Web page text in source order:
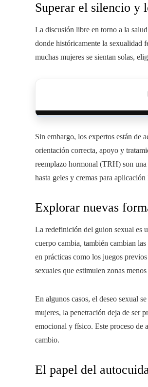
Superar el silencio y
La discusión libre en torno a la
donde históricamente la sexualidad
muchas mujeres se sientan solas,
Sin embargo, los expertos están de
orientación correcta, apoyo y
reemplazo hormonal (TRH) son
hasta geles y cremas para
Explorar nuevas
La redefinición del guion sexual es
cuerpo cambia, también cambian
en prácticas como los juegos
sexuales que estimulen zonas
En algunos casos, el deseo sexual
mujeres, la penetración deja de ser
emocional y físico. Este proceso de
cambio.
El papel del